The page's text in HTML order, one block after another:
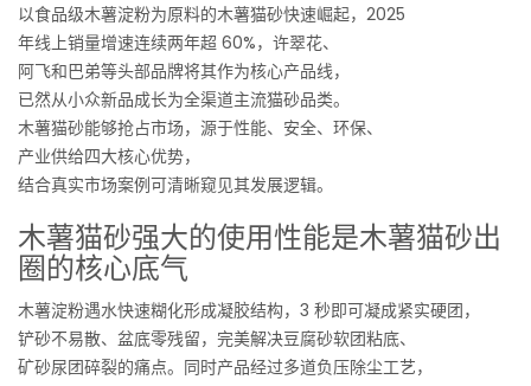
以食品级木薯淀粉为原料的木薯猫砂快速崛起，2025
年线上销量增速连续两年超 60%，许翠花、
阿飞和巴弟等头部品牌将其作为核心产品线，
已然从小众新品成长为全渠道主流猫砂品类。
木薯猫砂能够抢占市场，源于性能、安全、环保、
产业供给四大核心优势，
结合真实市场案例可清晰窥见其发展逻辑。
木薯猫砂强大的使用性能是木薯猫砂出
圈的核心底气
木薯淀粉遇水快速糊化形成凝胶结构，3 秒即可凝成紧实硬团，
铲砂不易散、盆底零残留，完美解决豆腐砂软团粘底、
矿砂尿团碎裂的痛点。同时产品经过多道负压除尘工艺，